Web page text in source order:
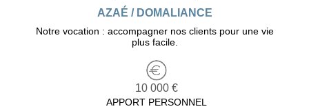
AZAÉ / DOMALIANCE
Notre vocation : accompagner nos clients pour une vie
plus facile.
10 000 €
APPORT PERSONNEL